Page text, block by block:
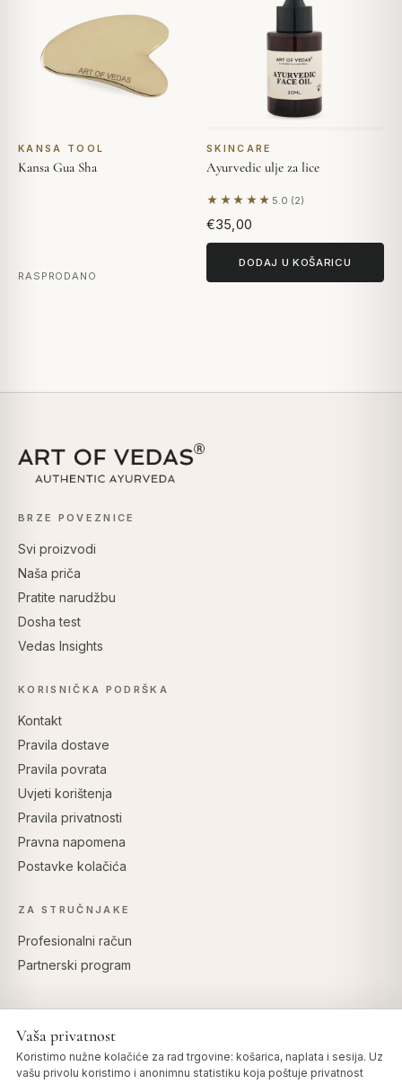
KANSA TOOL
Kansa Gua Sha
RASPRODANO
SKINCARE
Ayurvedic ulje za lice
★★★★★ 5.0 (2)
Na temelju 2 recenzija
€35,00
DODAJ U KOŠARICU
BRZE POVEZNICE
Svi proizvodi
Naša priča
Pratite narudžbu
Dosha test
Vedas Insights
KORISNIČKA PODRŠKA
Kontakt
Pravila dostave
Pravila povrata
Uvjeti korištenja
Pravila privatnosti
Pravna napomena
Postavke kolačića
ZA STRUČNJAKE
Profesionalni račun
Partnerski program
Vaša privatnost
Koristimo nužne kolačiće za rad trgovine: košarica, naplata i sesija. Uz
vašu privolu koristimo i anonimnu statistiku koja poštuje privatnost